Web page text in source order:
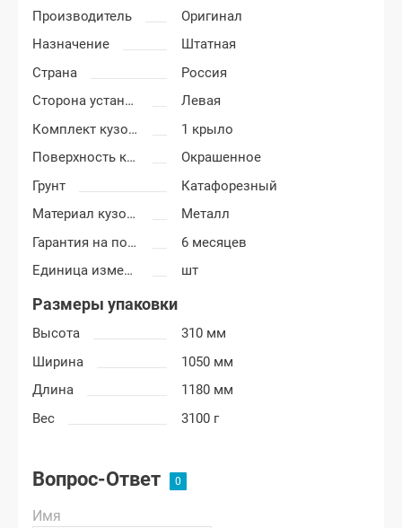
Производитель
Оригинал
Назначение
Штатная
Страна
Россия
Сторона установки
Левая
Комплект кузовных деталей
1 крыло
Поверхность крыла
Окрашенное
Грунт
Катафорезный
Материал кузовных деталей
Металл
Гарантия на покраску
6 месяцев
Единица измерения
шт
Размеры упаковки
Высота
310 мм
Ширина
1050 мм
Длина
1180 мм
Вес
3100 г
Вопрос-Ответ
Имя